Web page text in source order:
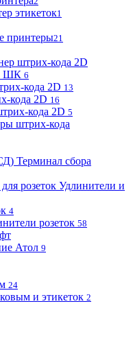
этикеток1
принтеры21
штрих-кода 2D
ШК 6
кода 2D 13
кода 2D 16
кода 2D 5
штрих-кода
Терминал сбора
Удлинители и
4
розеток 58
Атол 9
24
и этикеток 2